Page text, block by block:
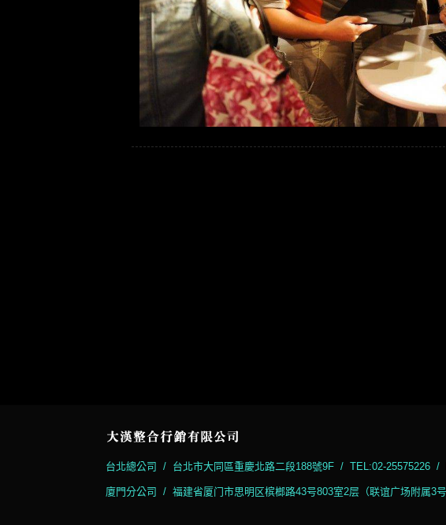
台北總公司 / 台北市大同區重慶北路二段188號9F / TEL:02-25575226 /
廈門分公司 / 福建省厦门市思明区槟榔路43号803室2层（联谊广场附属